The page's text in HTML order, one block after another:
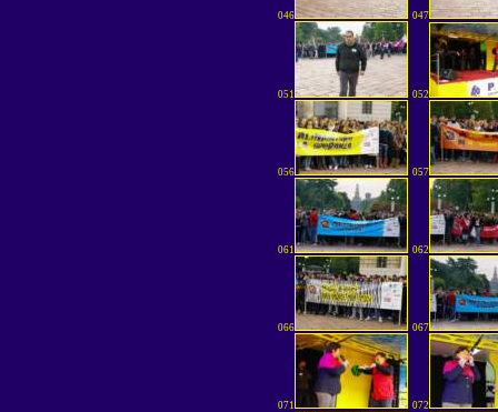
046 047
051 052
056 057
061 062
066 067
071 072